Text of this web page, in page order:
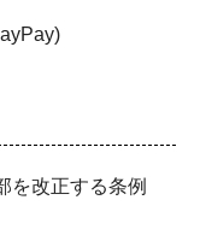
を改正する条例